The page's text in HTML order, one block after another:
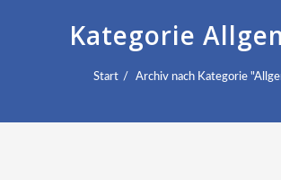
Kategorie
Start Archiv nach Kategorie